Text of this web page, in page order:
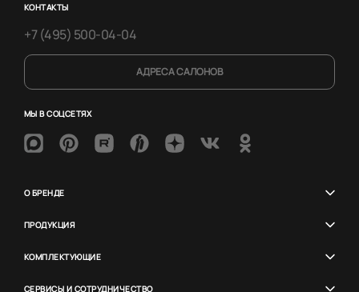
КОНТАКТЫ
+7 (495) 500-04-04
АДРЕСА САЛОНОВ
МЫ В СОЦСЕТЯХ
О БРЕНДЕ
ПРОДУКЦИЯ
КОМПЛЕКТУЮЩИЕ
СЕРВИСЫ И СОТРУДНИЧЕСТВО